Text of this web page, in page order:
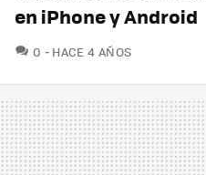
en iPhone y Android
0 COMENTARIOS
HACE 4 AÑOS